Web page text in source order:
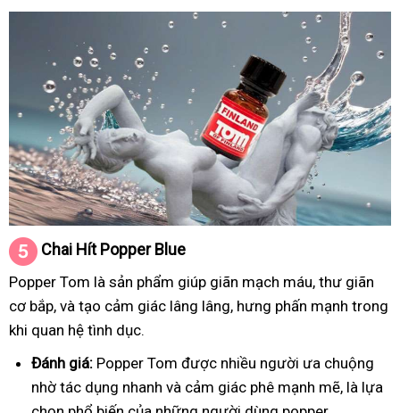
Chai HítPopper Blue
Popper Tom là sản phẩm giúp giãn mạch máu, thư giãn
cơ bắp, và tạo cảm giác lâng lâng, hưng phấn mạnh trong
khi quan hệ tình dục.
Đánh giá: Popper Tom được nhiều người ưa chuộng
nhờ tác dụng nhanh và cảm giác phê mạnh mẽ, là lựa